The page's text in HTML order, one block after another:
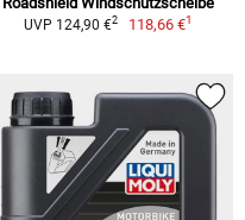
UVP 124,90 €2 118,66 €1